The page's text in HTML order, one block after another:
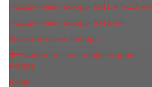
Подарочные наборы 5x11 и 5х12 мл
Подарочные наборы 5x15 мл
Косметические наборы
Оригинальная парфюмерия
Adidas
Ajmal